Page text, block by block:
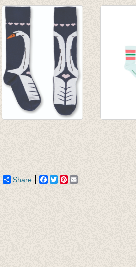
Harlequin Desert
€ 9,50
Share Facebook
TwitterPinterest